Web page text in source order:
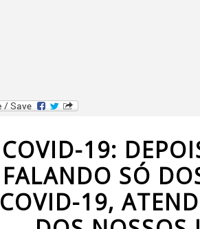
COVID-19:
FALANDO SÓ
COVID-19,